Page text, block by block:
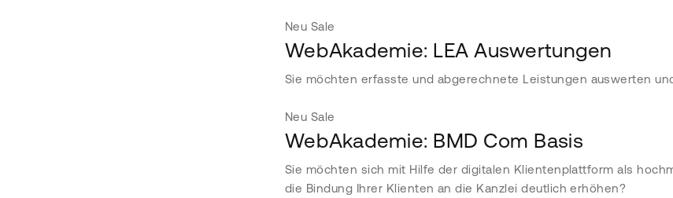
Neu Sale
WebAkademie: LEA Auswertungen
Sie möchten erfasste und abgerechnete Leistungen auswerten
Neu Sale
WebAkademie: BMD Com Basis
Sie möchten sich mit Hilfe der digitalen Klientenplattform als
die Bindung Ihrer Klienten an die Kanzlei deutlich erhöhen?